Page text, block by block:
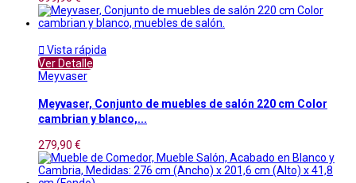
 Vista rápida
Ver Detalle
Meyvaser
Meyvaser, Conjunto de muebles de salón 220 cm Color
cambrian y blanco,...
279,90 €